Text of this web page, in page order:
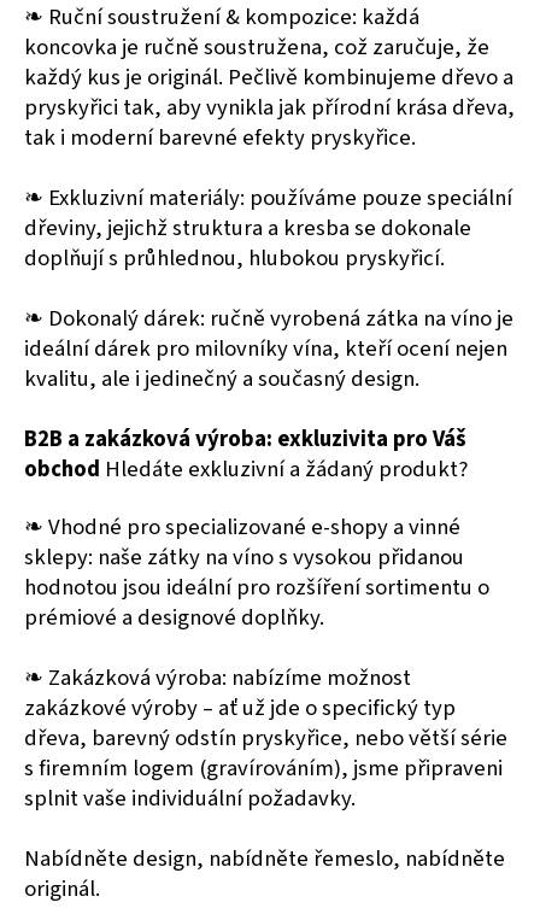
❧ Ruční soustružení & kompozice: každá
koncovka je ručně soustružena, což zaručuje, že
každý kus je originál. Pečlivě kombinujeme dřevo a
pryskyřici tak, aby vynikla jak přírodní krása dřeva,
tak i moderní barevné efekty pryskyřice.
❧ Exkluzivní materiály: používáme pouze speciální
dřeviny, jejichž struktura a kresba se dokonale
doplňují s průhlednou, hlubokou pryskyřicí.
❧ Dokonalý dárek: ručně vyrobená zátka na víno je
ideální dárek pro milovníky vína, kteří ocení nejen
kvalitu, ale i jedinečný a současný design.
B2B a zakázková výroba: exkluzivita pro Váš
obchod Hledáte exkluzivní a žádaný produkt?
❧ Vhodné pro specializované e-shopy a vinné
sklepy: naše zátky na víno s vysokou přidanou
hodnotou jsou ideální pro rozšíření sortimentu o
prémiové a designové doplňky.
❧ Zakázková výroba: nabízíme možnost
zakázkové výroby – ať už jde o specifický typ
dřeva, barevný odstín pryskyřice, nebo větší série
s firemním logem (gravírováním), jsme připraveni
splnit vaše individuální požadavky.
Nabídněte design, nabídněte řemeslo, nabídněte
originál.